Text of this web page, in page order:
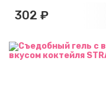
302 ₽